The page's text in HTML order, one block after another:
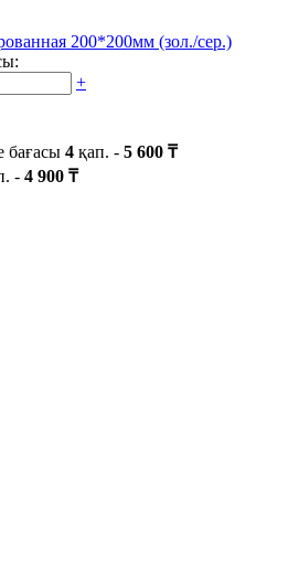
200*200мм (зол./сер.)
+
бағасы 4 қап. - 5 600 ₸
- 4 900 ₸